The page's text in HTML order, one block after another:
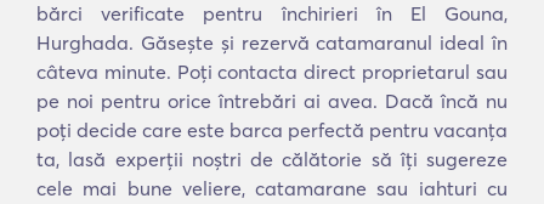
bărci verificate pentru închirieri în El Gouna,
Hurghada. Găsește și rezervă catamaranul ideal în
câteva minute. Poți contacta direct proprietarul sau
pe noi pentru orice întrebări ai avea. Dacă încă nu
poți decide care este barca perfectă pentru vacanța
ta, lasă experții noștri de călătorie să îți sugereze
cele mai bune veliere, catamarane sau iahturi cu